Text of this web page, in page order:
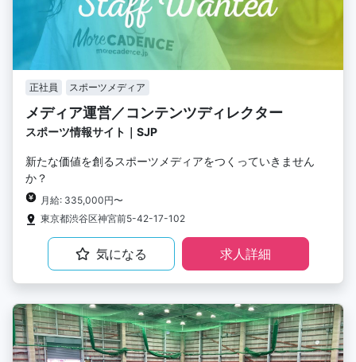
正社員 スポーツメディア
メディア運営／コンテンツディレクター
スポーツ情報サイト｜SJP
新たな価値を創るスポーツメディアをつくっていきません
か？
月給: 335,000円〜
東京都渋谷区神宮前5-42-17-102
気になる 求人詳細